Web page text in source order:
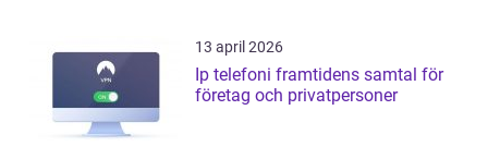
13 april 2026
Ip telefoni framtidens samtal för
företag och privatpersoner